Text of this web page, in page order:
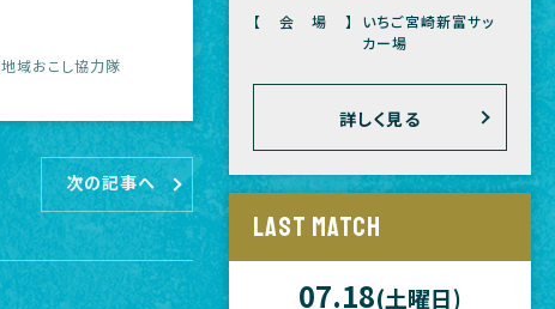
地域おこし協力隊
次の記事へ
【会場】
いちご宮崎新富サッ
カー場
詳しく見る
LAST MATCH
07.18(土曜日)